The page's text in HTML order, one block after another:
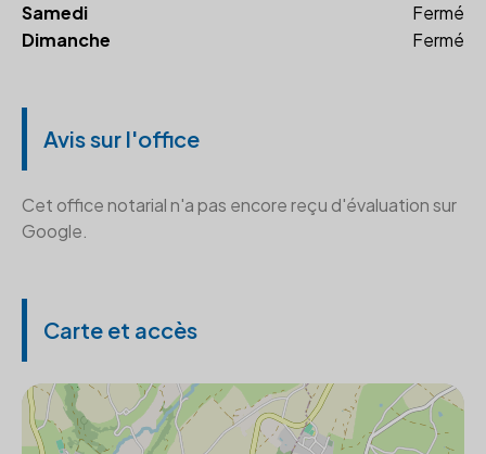
Samedi
Fermé
Dimanche
Fermé
Avis sur l'office
Cet office notarial n'a pas encore reçu d'évaluation sur
Google.
Carte et accès